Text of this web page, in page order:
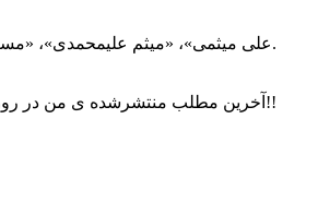
«علی میثمی»، «میثم علیمحمدی»، «مسعود طوبی»، «محمد زمانی»، «محمد شیدا» ، «شیدایی» و «امین عباسی»ست.
آخرین مطلب منتشرشده ی من در روزنامه مردم سالاری در سال۸۶ است، که اتفاقااین آخری بااسم اصلی چاپ شد!!